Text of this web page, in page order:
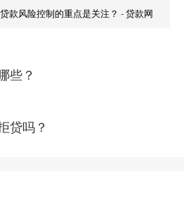
款风险控制的重点是关注？ -贷款网
些？
贷吗？